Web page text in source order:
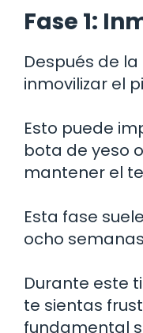
Fase 1:
Después de
inmovilizar el
Esto puede
bota de yeso
mantener el
Esta fase
ocho
Durante este
te sientas
fundamental